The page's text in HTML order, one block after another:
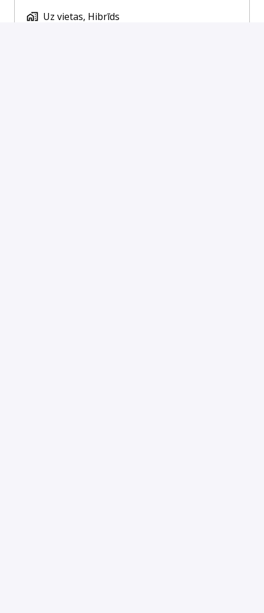
Uz vietas, Hibrīds